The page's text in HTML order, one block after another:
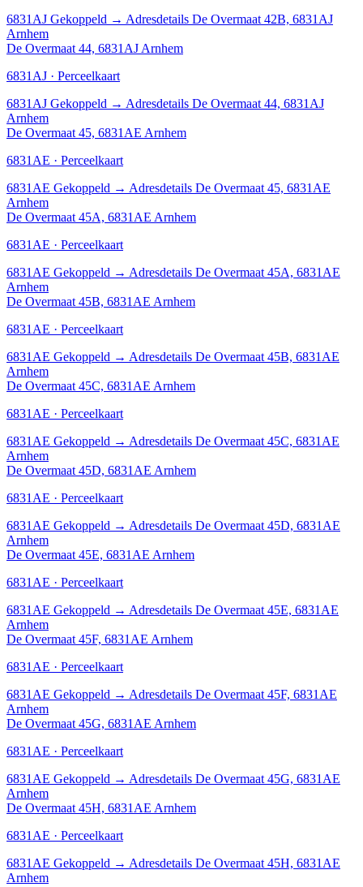
6831AJ Gekoppeld → Adresdetails De Overmaat 42B, 6831AJ
Arnhem
De Overmaat 44, 6831AJ Arnhem
6831AJ · Perceelkaart
6831AJ Gekoppeld → Adresdetails De Overmaat 44, 6831AJ
Arnhem
De Overmaat 45, 6831AE Arnhem
6831AE · Perceelkaart
6831AE Gekoppeld → Adresdetails De Overmaat 45, 6831AE
Arnhem
De Overmaat 45A, 6831AE Arnhem
6831AE · Perceelkaart
6831AE Gekoppeld → Adresdetails De Overmaat 45A, 6831AE
Arnhem
De Overmaat 45B, 6831AE Arnhem
6831AE · Perceelkaart
6831AE Gekoppeld → Adresdetails De Overmaat 45B, 6831AE
Arnhem
De Overmaat 45C, 6831AE Arnhem
6831AE · Perceelkaart
6831AE Gekoppeld → Adresdetails De Overmaat 45C, 6831AE
Arnhem
De Overmaat 45D, 6831AE Arnhem
6831AE · Perceelkaart
6831AE Gekoppeld → Adresdetails De Overmaat 45D, 6831AE
Arnhem
De Overmaat 45E, 6831AE Arnhem
6831AE · Perceelkaart
6831AE Gekoppeld → Adresdetails De Overmaat 45E, 6831AE
Arnhem
De Overmaat 45F, 6831AE Arnhem
6831AE · Perceelkaart
6831AE Gekoppeld → Adresdetails De Overmaat 45F, 6831AE
Arnhem
De Overmaat 45G, 6831AE Arnhem
6831AE · Perceelkaart
6831AE Gekoppeld → Adresdetails De Overmaat 45G, 6831AE
Arnhem
De Overmaat 45H, 6831AE Arnhem
6831AE · Perceelkaart
6831AE Gekoppeld → Adresdetails De Overmaat 45H, 6831AE
Arnhem